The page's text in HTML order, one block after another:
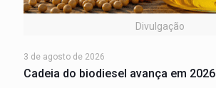
Divulgação
3 de agosto de 2026
Cadeia do biodiesel avança em 2026